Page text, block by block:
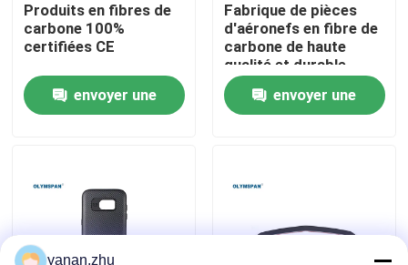
Contrôle de la qualité
Nous contacter
Les affaires
Autoclave d'AAC
Produits en fibres de
carbone 100%
certifiées CE
envoyer une
Fabrique de pièces
d'aéronefs en fibre de
carbone de haute
qualité et durable
envoyer une
yanan.zhu